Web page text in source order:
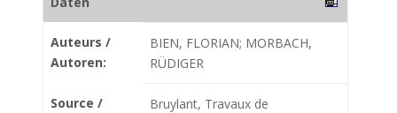
Auteurs /
Autoren:
BIEN, FLORIAN; MORBACH,
RÜDIGER
Source /
Bruylant, Travaux de